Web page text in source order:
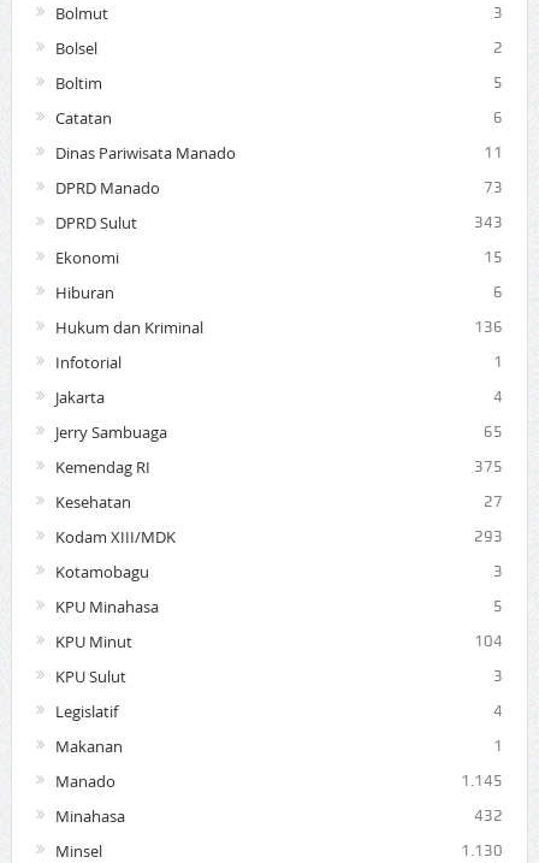
Bolmut 3
Bolsel 2
Boltim 5
Catatan 6
Dinas Pariwisata Manado 11
DPRD Manado 73
DPRD Sulut 343
Ekonomi 15
Hiburan 6
Hukum dan Kriminal 136
Infotorial 1
Jakarta 4
Jerry Sambuaga 65
Kemendag RI 375
Kesehatan 27
Kodam XIII/MDK 293
Kotamobagu 3
KPU Minahasa 5
KPU Minut 104
KPU Sulut 3
Legislatif 4
Makanan 1
Manado 1.145
Minahasa 432
Minsel 1.130